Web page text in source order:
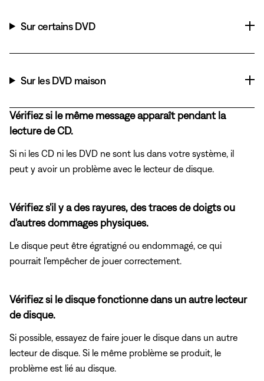
Sur certains DVD
Sur les DVD maison
Vérifiez si le même message apparaît pendant la
lecture de CD.
Si ni les CD ni les DVD ne sont lus dans votre système, il
peut y avoir un problème avec le lecteur de disque.
Vérifiez s'il y a des rayures, des traces de doigts ou
d'autres dommages physiques.
Le disque peut être égratigné ou endommagé, ce qui
pourrait l'empêcher de jouer correctement.
Vérifiez si le disque fonctionne dans un autre lecteur
de disque.
Si possible, essayez de faire jouer le disque dans un autre
lecteur de disque. Si le même problème se produit, le
problème est lié au disque.